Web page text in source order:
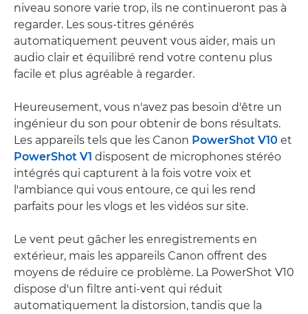
niveau sonore varie trop, ils ne continueront pas à
regarder. Les sous-titres générés
automatiquement peuvent vous aider, mais un
audio clair et équilibré rend votre contenu plus
facile et plus agréable à regarder.
Heureusement, vous n'avez pas besoin d'être un
ingénieur du son pour obtenir de bons résultats.
Les appareils tels que les Canon PowerShot V10 et
PowerShot V1 disposent de microphones stéréo
intégrés qui capturent à la fois votre voix et
l'ambiance qui vous entoure, ce qui les rend
parfaits pour les vlogs et les vidéos sur site.
Le vent peut gâcher les enregistrements en
extérieur, mais les appareils Canon offrent des
moyens de réduire ce problème. La PowerShot V10
dispose d'un filtre anti-vent qui réduit
automatiquement la distorsion, tandis que la